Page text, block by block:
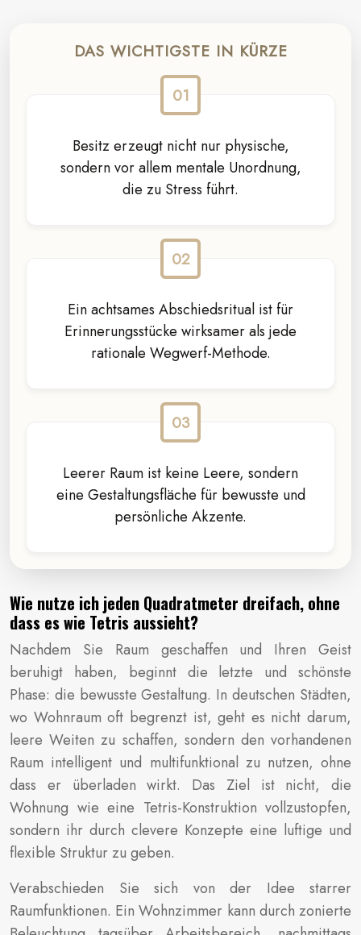
DAS WICHTIGSTE IN KÜRZE
Besitz erzeugt nicht nur physische,
sondern vor allem mentale Unordnung,
die zu Stress führt.
Ein achtsames Abschiedsritual ist für
Erinnerungsstücke wirksamer als jede
rationale Wegwerf-Methode.
Leerer Raum ist keine Leere, sondern
eine Gestaltungsfläche für bewusste und
persönliche Akzente.
Wie nutze ich jeden Quadratmeter dreifach, ohne
dass es wie Tetris aussieht?
Nachdem Sie Raum geschaffen und Ihren Geist
beruhigt haben, beginnt die letzte und schönste
Phase: die bewusste Gestaltung. In deutschen Städten,
wo Wohnraum oft begrenzt ist, geht es nicht darum,
leere Weiten zu schaffen, sondern den vorhandenen
Raum intelligent und multifunktional zu nutzen, ohne
dass er überladen wirkt. Das Ziel ist nicht, die
Wohnung wie eine Tetris-Konstruktion vollzustopfen,
sondern ihr durch clevere Konzepte eine luftige und
flexible Struktur zu geben.
Verabschieden Sie sich von der Idee starrer
Raumfunktionen. Ein Wohnzimmer kann durch zonierte